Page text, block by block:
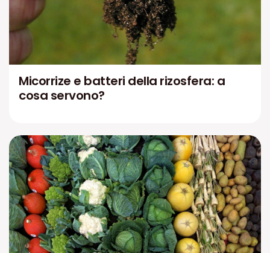
Micorrize e batteri della rizosfera: a
cosa servono?